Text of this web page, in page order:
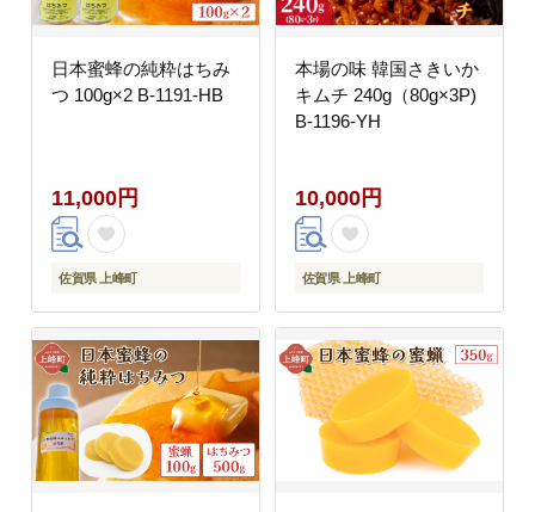
日本蜜蜂の純粋はちみ
つ 100g×2 B-1191-HB
11,000円
佐賀県 上峰町
本場の味 韓国さきいか
キムチ 240g（80g×3P)
B-1196-YH
10,000円
佐賀県 上峰町